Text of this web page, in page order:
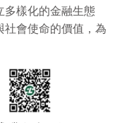
多樣化的金融生態
社會使命的價值，為